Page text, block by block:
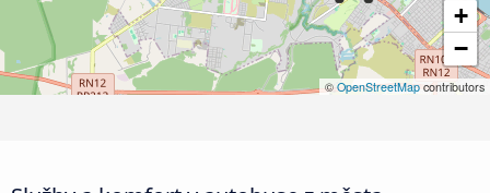
+
−
© OpenStreetMapcontributors